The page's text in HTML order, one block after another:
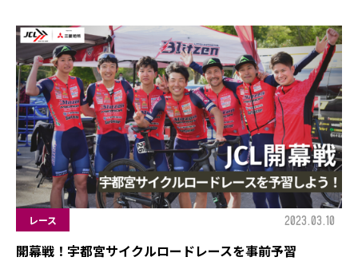
レース 2023.03.10
開幕戦！宇都宮サイクルロードレースを事前予習